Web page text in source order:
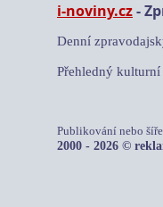
i-noviny.cz-
Denní
Přehledný kulturní
Publikování nebo
2000 - 2026 ©